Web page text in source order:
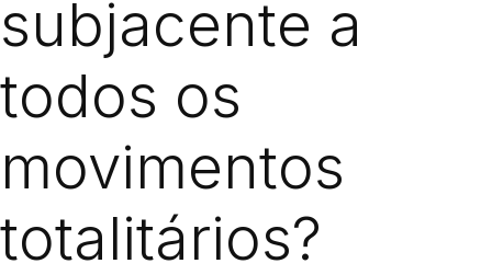
subjacente a
todos os
movimentos
totalitários?